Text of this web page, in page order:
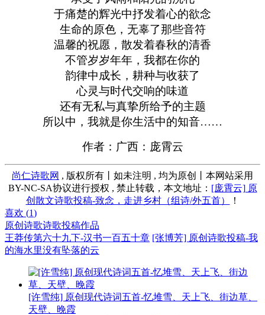
于痛楚的辉光中抒发着心的欲念
生命的原色，无辜了那些音符
温馨的祝愿，散发着春秋的清香
不管岁岁年年，我都在你的
韵律中成长，耕种与收获了
心灵与时代交响的味道
还有无私与真挚所给予的主题
所以中，我就是你生活中的知音……
作者：广西：庞霄云
尚仁诗歌网 , 版权所有丨如未注明 , 均为原创丨本网站采用
BY-NC-SA协议进行授权 , 禁止转载，本文地址： [庞霄云] 原
创散文诗歌投稿-致念，走进乡村（组诗/外五首）
！
喜欢 (1)
原创诗歌诗歌投稿作品
王莽传第六十九下-汉书一百五十章 [张博芳] 原创诗歌投稿-我
的海水里没有坠落的云
[许雪纯] 原创现代诗词五首-忆堆雪、天上飞、街边草、
天壁、晚霞